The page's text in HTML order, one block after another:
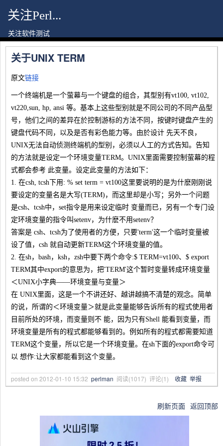
关注Perl...
关注软件测试
关于UNIX TERM
原文链接
一个终端机是一个萤幕与一个键盘的组合，其型别有vt100, vt102,
vt220,sun, hp, ansi 等。基本上这些型别就是不同公司的不同产品型
号，他们之间的差异在於控制游标的方法不同，按键时键盘产生的
键盘代码不同，以及是否有彩色能力等。由於设计 先天不良，
UNIX无法自动侦测终端机的型别，必须以人工的方式告知。告知
的方法就是设定一个环境变量TERM。UNIX里面需要控制萤幕的程
式都会参考 此变量。设定此变量的方法如下：
1. 在csh, tcsh下用: % set term = vt100这里要说明的是为什麽刚刚说
要设定的变量名是大写(TERM)，而这里却是小写；另外一个问题
是csh、tcsh中，set指令是用来设定临时 变量而已，另有一个专门设
定环境变量的指令叫setenv，为什麽不用setenv？
答案是 csh、tcsh为了使用者的方便，只要'term'这一个临时变量被
设了值，csh 就自动更新TERM这个环境变量的值。
2. 在sh，bash，ksh，zsh中要下两个命令:$ TERM=vt100、$ export
TERM其中export的意思为，把'TERM'这个暂时变量转成环境变量
＜UNIX小字典——环境变量与变量＞
在 UNIX里面，这是一个不讲还好、越讲越搞不清楚的观念。简单
的说，所谓的＜环境变量＞就是此变量能够告诉所有的程式使用者
目前所处的环境，而变量则不 能，因为只有Shell 能看到变量，而
环境变量是所有的程式都能够看到的。例如所有的程式都需要知道
TERM这个变量，所以它是一个环境变量。在sh下面的export命令可
以 想作:让大家都能看到这个变量。
posted on 2012-01-10 15:32 perlman 阅读(1017) 评论(1) 收藏 举报
刷新页面 返回顶部